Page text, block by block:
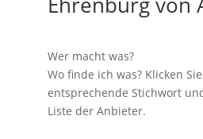
Wer macht was?
Wo finde ich was? Klicken
entsprechende Stichwort
Liste der Anbieter.